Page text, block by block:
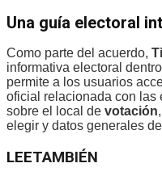
Una guía electoral
Como parte del acuerdo,
informativa electoral
permite a los usuarios
oficial relacionada con las
sobre el local de votación
elegir y datos generales del
LEETAMBIÉN